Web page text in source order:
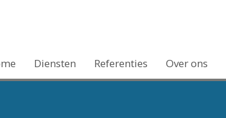
Diensten Referenties Over ons